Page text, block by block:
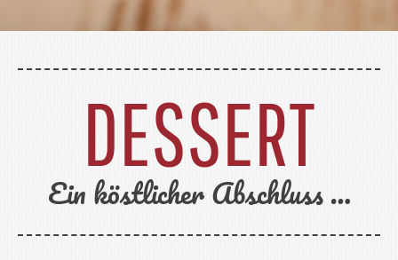
DESSERT
Ein köstlicher Abschluss …